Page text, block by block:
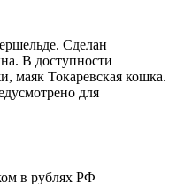
Сделан
В доступности
маяк Токаревская кошка.
для
в рублях РФ